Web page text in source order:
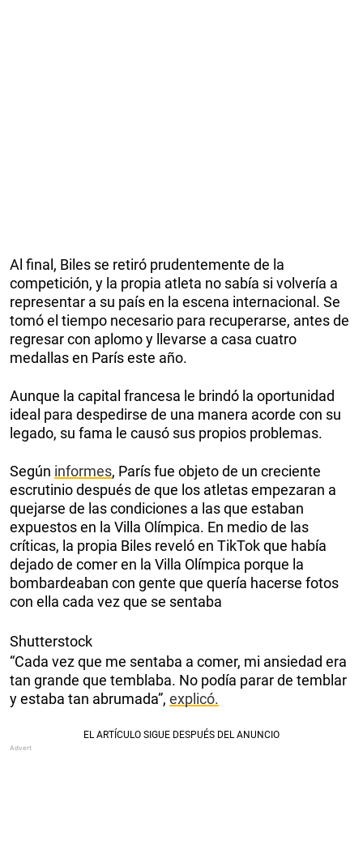
Al final, Biles se retiró prudentemente de la
competición, y la propia atleta no sabía si volvería a
representar a su país en la escena internacional. Se
tomó el tiempo necesario para recuperarse, antes de
regresar con aplomo y llevarse a casa cuatro
medallas en París este año.
Aunque la capital francesa le brindó la oportunidad
ideal para despedirse de una manera acorde con su
legado, su fama le causó sus propios problemas.
Según informes, París fue objeto de un creciente
escrutinio después de que los atletas empezaran a
quejarse de las condiciones a las que estaban
expuestos en la Villa Olímpica. En medio de las
críticas, la propia Biles reveló en TikTok que había
dejado de comer en la Villa Olímpica porque la
bombardeaban con gente que quería hacerse fotos
con ella cada vez que se sentaba
Shutterstock
“Cada vez que me sentaba a comer, mi ansiedad era
tan grande que temblaba. No podía parar de temblar
y estaba tan abrumada”, explicó.